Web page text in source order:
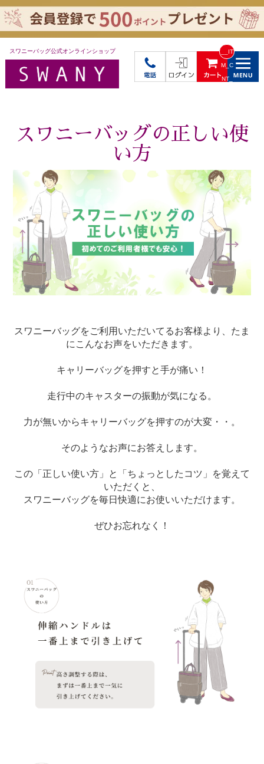
スワニーバッグ公式オンラインショップ __IT
M_C
NT_
スワニーバッグの正しい使
い方
スワニーバッグをご利用いただいてるお客様より、たま
にこんなお声をいただきます。
キャリーバッグを押すと手が痛い！
走行中のキャスターの振動が気になる。
力が無いからキャリーバッグを押すのが大変・・。
そのようなお声にお答えします。
この「正しい使い方」と「ちょっとしたコツ」を覚えて
いただくと、
スワニーバッグを毎日快適にお使いいただけます。
ぜひお忘れなく！